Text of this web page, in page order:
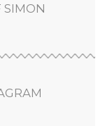
SIMON